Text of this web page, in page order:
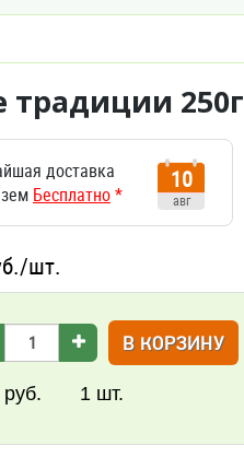
традиции 250г
доставка
Бесплатно*
10
авг
шт.
В КОРЗИНУ
руб. 1 шт.